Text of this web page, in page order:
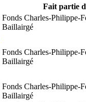
Fait partie
Fonds Charles-Philippe-
Baillairgé
Fonds Charles-Philippe-
Baillairgé
Fonds Charles-Philippe-
Baillairgé